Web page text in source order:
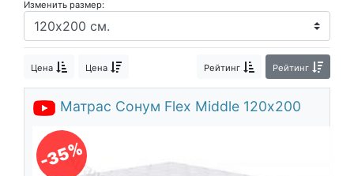
Шкафы
О компании
Контакты
Доставка по городу
Изменить размер:
Цена Цена Рейтинг Рейтинг
Матрас Сонум Flex Middle 120х200
-35%